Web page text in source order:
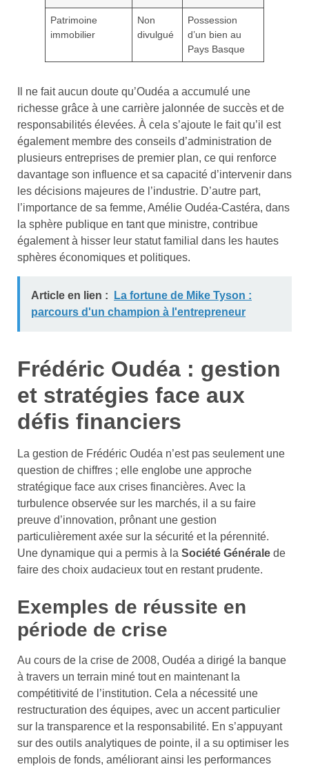
Patrimoine
immobilier
Non
divulgué
Possession
d’un bien au
Pays Basque
Il ne fait aucun doute qu’Oudéa a accumulé une
richesse grâce à une carrière jalonnée de succès et de
responsabilités élevées. À cela s’ajoute le fait qu’il est
également membre des conseils d’administration de
plusieurs entreprises de premier plan, ce qui renforce
davantage son influence et sa capacité d’intervenir dans
les décisions majeures de l’industrie. D’autre part,
l’importance de sa femme, Amélie Oudéa-Castéra, dans
la sphère publique en tant que ministre, contribue
également à hisser leur statut familial dans les hautes
sphères économiques et politiques.
Article en lien :
La fortune de Mike Tyson :
parcours d'un champion à l'entrepreneur
Frédéric Oudéa : gestion
et stratégies face aux
défis financiers
La gestion de Frédéric Oudéa n’est pas seulement une
question de chiffres ; elle englobe une approche
stratégique face aux crises financières. Avec la
turbulence observée sur les marchés, il a su faire
preuve d’innovation, prônant une gestion
particulièrement axée sur la sécurité et la pérennité.
Une dynamique qui a permis à la Société Générale de
faire des choix audacieux tout en restant prudente.
Exemples de réussite en
période de crise
Au cours de la crise de 2008, Oudéa a dirigé la banque
à travers un terrain miné tout en maintenant la
compétitivité de l’institution. Cela a nécessité une
restructuration des équipes, avec un accent particulier
sur la transparence et la responsabilité. En s’appuyant
sur des outils analytiques de pointe, il a su optimiser les
emplois de fonds, améliorant ainsi les performances